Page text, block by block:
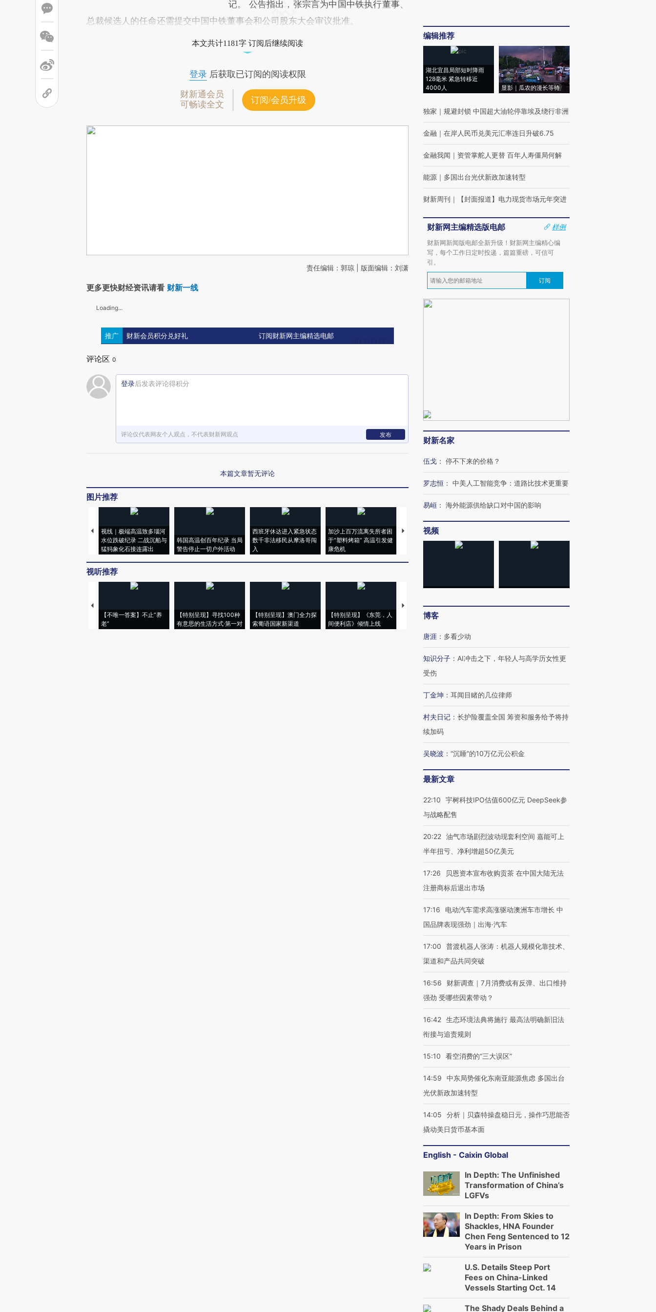
记。 公告指出，张宗言为中国中铁执行董事、
总裁候选人的任命还需提交中国中铁董事会和公司股东大会审议批准。
本文共计1181字 订阅后继续阅读
登录后获取已订阅的阅读权限
财新通会员
可畅读全文
订阅/会员升级
责任编辑：郭琼 | 版面编辑：刘潇
更多更快财经资讯请看 财新一线
Loading...
推广 财新会员积分兑好礼 订阅财新网主编精选电邮
评论区 0
登录后发表评论得积分
评论仅代表网友个人观点，不代表财新网观点 发布
本篇文章暂无评论
图片推荐
视线｜极端高温致多瑙河
水位跌破纪录 二战沉船与
猛犸象化石接连露出
韩国高温创百年纪录 当局
警告停止一切户外活动
西班牙休达进入紧急状态
数千非法移民从摩洛哥闯
入
加沙上百万流离失所者困
于“塑料烤箱” 高温引发健
康危机
视线｜HYROX的吸金
术：是什么让中产们甘
粒摇头丸 尿检体内含3种
度Z世代 用街头抗争将教
视听推荐
【不唯一答案】不止“养
老”
【特别呈现】寻找100种
有意思的生活方式·第一对
【特别呈现】澳门全力探
索葡语国家新渠道
【特别呈现】《东莞，人
间便利店》倾情上线
【推广】走进第四届链博
会，让数智科技“链”接产
【商旅对话】华住集团
编辑推荐
湖北宜昌局部短时降雨
128毫米 紧急转移近
4000人
显影｜瓜农的漫长等待
独家 ｜ 规避封锁 中国超大油轮停靠埃及绕行非洲
金融 ｜ 在岸人民币兑美元汇率连日升破6.75
金融我闻 ｜ 资管掌舵人更替 百年人寿僵局何解
能源 ｜ 多国出台光伏新政加速转型
财新周刊 ｜ 【封面报道】电力现货市场元年突进
财新网主编精选版电邮
样例
财新网新闻版电邮全新升级！财新网主编精心编
写，每个工作日定时投递，篇篇重磅，可信可
引。
订阅
财新名家
伍戈 ： 停不下来的价格？
罗志恒 ： 中美人工智能竞争：道路比技术更重要
易峘 ： 海外能源供给缺口对中国的影响
视频
博客
唐涯 ： 多看少动
知识分子 ： AI冲击之下，年轻人与高学历女性更
受伤
丁金坤 ： 耳闻目睹的几位律师
村夫日记 ： 长护险覆盖全国 筹资和服务给予将持
续加码
吴晓波 ： “沉睡”的10万亿元公积金
最新文章
22:10
宇树科技IPO估值600亿元 DeepSeek参
与战略配售
20:22 油气市场剧烈波动现套利空间 嘉能可上
半年扭亏、净利增超50亿美元
17:26
贝恩资本宣布收购贡茶 在中国大陆无法
注册商标后退出市场
17:16
电动汽车需求高涨驱动澳洲车市增长 中
国品牌表现强劲｜出海·汽车
17:00
普渡机器人张涛：机器人规模化靠技术、
渠道和产品共同突破
16:56
财新调查｜7月消费或有反弹、出口维持
强劲 受哪些因素带动？
16:42 生态环境法典将施行 最高法明确新旧法
衔接与追责规则
15:10 看空消费的“三大误区”
14:59
中东局势催化东南亚能源焦虑 多国出台
光伏新政加速转型
14:05
分析｜贝森特操盘稳日元，操作巧思能否
撬动美日货币基本面
English - Caixin Global
In Depth: The Unfinished
Transformation of China’s
LGFVs
In Depth: From Skies to
Shackles, HNA Founder
Chen Feng Sentenced to 12
Years in Prison
U.S. Details Steep Port
Fees on China-Linked
Vessels Starting Oct. 14
The Shady Deals Behind a